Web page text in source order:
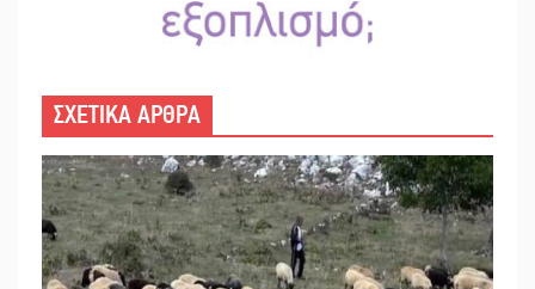
ΣΧΕΤΙΚΑ ΑΡΘΡΑ